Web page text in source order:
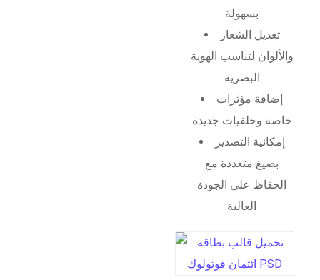
بسهولة
تعديل الشعار
والألوان لتناسب الهوية
البصرية
إضافة مؤثرات
خاصة وخلفيات جديدة
إمكانية التصدير
بصيغ متعددة مع
الحفاظ على الجودة
العالية